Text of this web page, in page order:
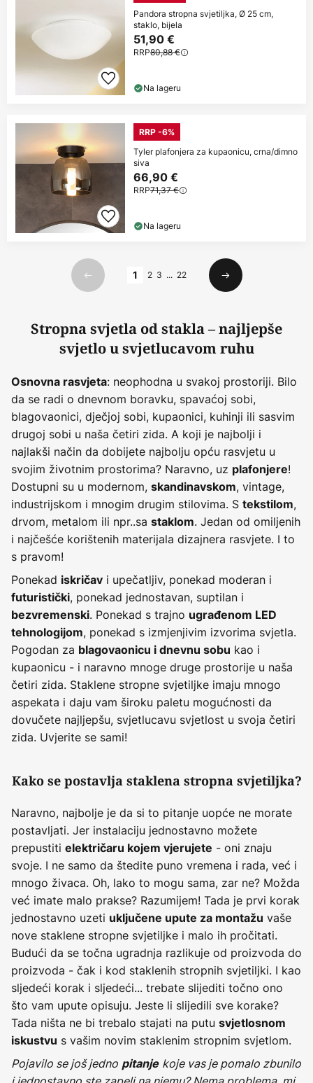
Pandora stropna svjetiljka, Ø 25 cm,
staklo, bijela
51,90 €
RRP80,88 €
Na lageru
RRP -6%
Tyler plafonjera za kupaonicu, crna/dimno
siva
66,90 €
RRP71,37 €
Na lageru
Prethodno
1 2 3 ... 22
Sljedeći
Stropna svjetla od stakla – najljepše
svjetlo u svjetlucavom ruhu
Osnovna rasvjeta: neophodna u svakoj prostoriji. Bilo
da se radi o dnevnom boravku, spavaćoj sobi,
blagovaonici, dječjoj sobi, kupaonici, kuhinji ili sasvim
drugoj sobi u naša četiri zida. A koji je najbolji i
najlakši način da dobijete najbolju opću rasvjetu u
svojim životnim prostorima? Naravno, uz plafonjere!
Dostupni su u modernom, skandinavskom, vintage,
industrijskom i mnogim drugim stilovima. S tekstilom,
drvom, metalom ili npr..sa staklom. Jedan od omiljenih
i najčešće korištenih materijala dizajnera rasvjete. I to
s pravom!
Ponekad iskričav i upečatljiv, ponekad moderan i
futuristički, ponekad jednostavan, suptilan i
bezvremenski. Ponekad s trajno ugrađenom LED
tehnologijom, ponekad s izmjenjivim izvorima svjetla.
Pogodan za blagovaonicu i dnevnu sobu kao i
kupaonicu - i naravno mnoge druge prostorije u naša
četiri zida. Staklene stropne svjetiljke imaju mnogo
aspekata i daju vam široku paletu mogućnosti da
dovučete najljepšu, svjetlucavu svjetlost u svoja četiri
zida. Uvjerite se sami!
Kako se postavlja staklena stropna svjetiljka?
Naravno, najbolje je da si to pitanje uopće ne morate
postavljati. Jer instalaciju jednostavno možete
prepustiti električaru kojem vjerujete - oni znaju
svoje. I ne samo da štedite puno vremena i rada, već i
mnogo živaca. Oh, lako to mogu sama, zar ne? Možda
već imate malo prakse? Razumijem! Tada je prvi korak
jednostavno uzeti uključene upute za montažu vaše
nove staklene stropne svjetiljke i malo ih pročitati.
Budući da se točna ugradnja razlikuje od proizvoda do
proizvoda - čak i kod staklenih stropnih svjetiljki. I kao
sljedeći korak i sljedeći... trebate slijediti točno ono
što vam upute opisuju. Jeste li slijedili sve korake?
Tada ništa ne bi trebalo stajati na putu svjetlosnom
iskustvu s vašim novim staklenim stropnim svjetlom.
Pojavilo se još jedno pitanje koje vas je pomalo zbunilo